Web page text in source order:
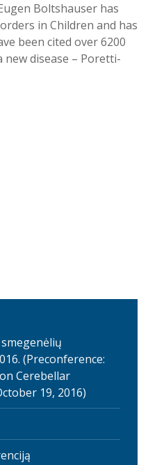
Boltshauser has
in Children and has
been cited over 6200
new disease – Poretti-
(Preconference:
Cerebellar
19, 2016)